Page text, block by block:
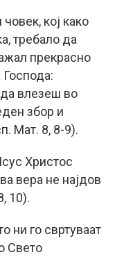
кој како
требало да
прекрасно
влезеш во
збор и
Мат. 8, 8-9).
Христос
вера не најдов
10).
ни го свртуваат
Свето